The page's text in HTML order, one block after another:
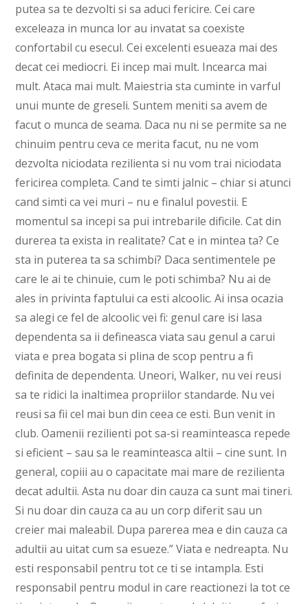
putea sa te dezvolti si sa aduci fericire. Cei care
exceleaza in munca lor au invatat sa coexiste
confortabil cu esecul. Cei excelenti esueaza mai des
decat cei mediocri. Ei incep mai mult. Incearca mai
mult. Ataca mai mult. Maiestria sta cuminte in varful
unui munte de greseli. Suntem meniti sa avem de
facut o munca de seama. Daca nu ni se permite sa ne
chinuim pentru ceva ce merita facut, nu ne vom
dezvolta niciodata rezilienta si nu vom trai niciodata
fericirea completa. Cand te simti jalnic – chiar si atunci
cand simti ca vei muri – nu e finalul povestii. E
momentul sa incepi sa pui intrebarile dificile. Cat din
durerea ta exista in realitate? Cat e in mintea ta? Ce
sta in puterea ta sa schimbi? Daca sentimentele pe
care le ai te chinuie, cum le poti schimba? Nu ai de
ales in privinta faptului ca esti alcoolic. Ai insa ocazia
sa alegi ce fel de alcoolic vei fi: genul care isi lasa
dependenta sa ii defineasca viata sau genul a carui
viata e prea bogata si plina de scop pentru a fi
definita de dependenta. Uneori, Walker, nu vei reusi
sa te ridici la inaltimea propriilor standarde. Nu vei
reusi sa fii cel mai bun din ceea ce esti. Bun venit in
club. Oamenii rezilienti pot sa-si reaminteasca repede
si eficient – sau sa le reaminteasca altii – cine sunt. In
general, copiii au o capacitate mai mare de rezilienta
decat adultii. Asta nu doar din cauza ca sunt mai tineri.
Si nu doar din cauza ca au un corp diferit sau un
creier mai maleabil. Dupa parerea mea e din cauza ca
adultii au uitat cum sa esueze.” Viata e nedreapta. Nu
esti responsabil pentru tot ce ti se intampla. Esti
responsabil pentru modul in care reactionezi la tot ce